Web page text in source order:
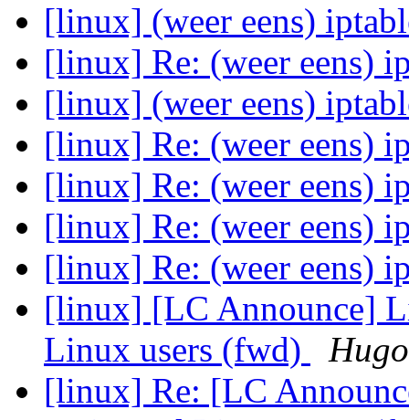
[linux] (weer eens)
[linux] Re: (weer eens)
[linux] (weer eens)
[linux] Re: (weer eens)
[linux] Re: (weer eens)
[linux] Re: (weer eens)
[linux] Re: (weer eens)
[linux] [LC Announce]
Linux users (fwd)
[linux] Re: [LC